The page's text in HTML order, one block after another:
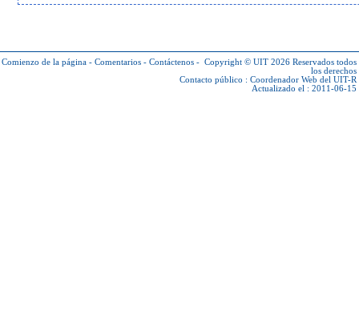
Comienzo de la página - Comentarios - Contáctenos - Copyright © UIT 2026 Reservados todos
los derechos
Contacto público : Coordenador Web del UIT-R
Actualizado el : 2011-06-15